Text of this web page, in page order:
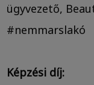
ügyvezető,
#nemmarslakó
Képzési díj: